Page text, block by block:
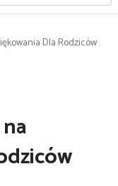
Dla Rodziców